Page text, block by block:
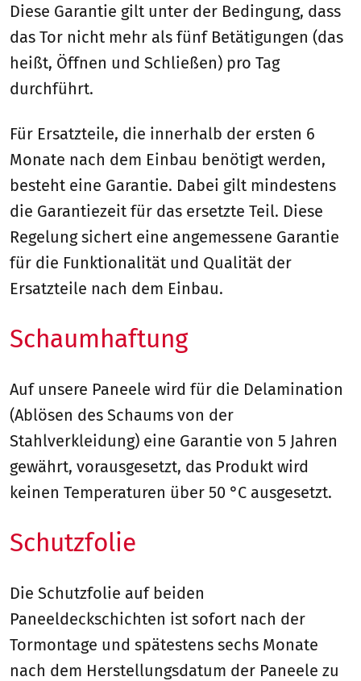
Diese Garantie gilt unter der Bedingung, dass
das Tor nicht mehr als fünf Betätigungen (das
heißt, Öffnen und Schließen) pro Tag
durchführt.
Für Ersatzteile, die innerhalb der ersten 6
Monate nach dem Einbau benötigt werden,
besteht eine Garantie. Dabei gilt mindestens
die Garantiezeit für das ersetzte Teil. Diese
Regelung sichert eine angemessene Garantie
für die Funktionalität und Qualität der
Ersatzteile nach dem Einbau.
Schaumhaftung
Auf unsere Paneele wird für die Delamination
(Ablösen des Schaums von der
Stahlverkleidung) eine Garantie von 5 Jahren
gewährt, vorausgesetzt, das Produkt wird
keinen Temperaturen über 50 °C ausgesetzt.
Schutzfolie
Die Schutzfolie auf beiden
Paneeldeckschichten ist sofort nach der
Tormontage und spätestens sechs Monate
nach dem Herstellungsdatum der Paneele zu